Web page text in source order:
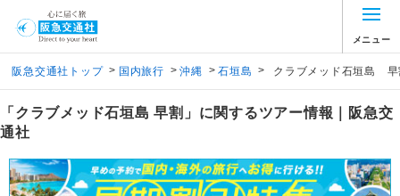
メニュー
阪急交通社トップ > 国内旅行 > 沖縄 > 石垣島 > クラブメッド石垣島 早
「クラブメッド石垣島 早割」に関するツアー情報｜阪急交
通社